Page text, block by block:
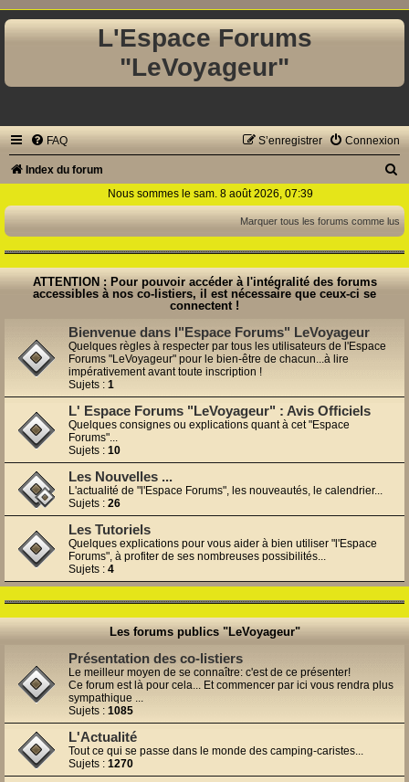
L'Espace Forums
"LeVoyageur"
FAQ Connexion
S’enregistrer
Index du forum
c
h
Nous sommes le sam. 8 août 2026, 07:39
Marquer tous les forums comme lus
ATTENTION : Pour pouvoir accéder à l'intégralité des forums
accessibles à nos co-listiers, il est nécessaire que ceux-ci se
connectent !
Bienvenue dans l"Espace Forums" LeVoyageur
Quelques règles à respecter par tous les utilisateurs de l'Espace
Forums "LeVoyageur" pour le bien-être de chacun...à lire
impérativement avant toute inscription !
Sujets : 1
L' Espace Forums "LeVoyageur" : Avis Officiels
Quelques consignes ou explications quant à cet "Espace
Forums"...
Sujets : 10
Les Nouvelles ...
L'actualité de "l'Espace Forums", les nouveautés, le calendrier...
Sujets : 26
Les Tutoriels
Quelques explications pour vous aider à bien utiliser "l'Espace
Forums", à profiter de ses nombreuses possibilités...
Sujets : 4
Les forums publics "LeVoyageur"
Présentation des co-listiers
Le meilleur moyen de se connaître: c'est de ce présenter!
Ce forum est là pour cela... Et commencer par ici vous rendra plus
sympathique ...
Sujets : 1085
L'Actualité
Tout ce qui se passe dans le monde des camping-caristes...
Sujets : 1270